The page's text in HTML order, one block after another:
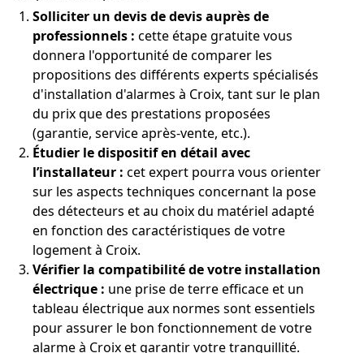
Solliciter un devis de devis auprès de
professionnels : cette étape gratuite vous
donnera l'opportunité de comparer les
propositions des différents experts spécialisés
d'installation d'alarmes à Croix, tant sur le plan
du prix que des prestations proposées
(garantie, service après-vente, etc.).
Étudier le dispositif en détail avec
l’installateur : cet expert pourra vous orienter
sur les aspects techniques concernant la pose
des détecteurs et au choix du matériel adapté
en fonction des caractéristiques de votre
logement à Croix.
Vérifier la compatibilité de votre installation
électrique : une prise de terre efficace et un
tableau électrique aux normes sont essentiels
pour assurer le bon fonctionnement de votre
alarme à Croix et garantir votre tranquillité.